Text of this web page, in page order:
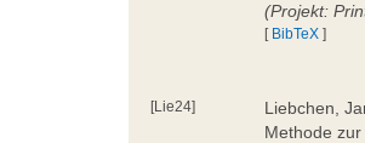
(Projekt:
[ BibTeX ]
[Lie24]
Liebchen,
Methode